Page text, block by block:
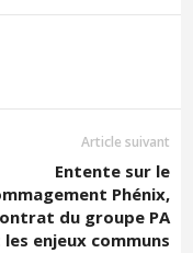
Article suivant
Entente sur le
Phénix,
du groupe PA
enjeux communs